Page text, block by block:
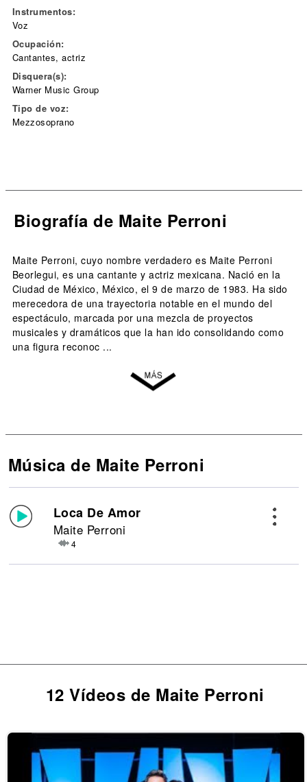
Instrumentos:
Voz
Ocupación:
Cantantes, actriz
Disquera(s):
Warner Music Group
Tipo de voz:
Mezzosoprano
Biografía de Maite Perroni
Maite Perroni, cuyo nombre verdadero es Maite Perroni
Beorlegui, es una cantante y actriz mexicana. Nació en la
Ciudad de México, México, el 9 de marzo de 1983. Ha sido
merecedora de una trayectoria notable en el mundo del
espectáculo, marcada por una mezcla de proyectos
musicales y dramáticos que la han ido consolidando como
una figura reconoc ...
Música de Maite Perroni
Loca De Amor
Maite Perroni
4
12 Vídeos de Maite Perroni